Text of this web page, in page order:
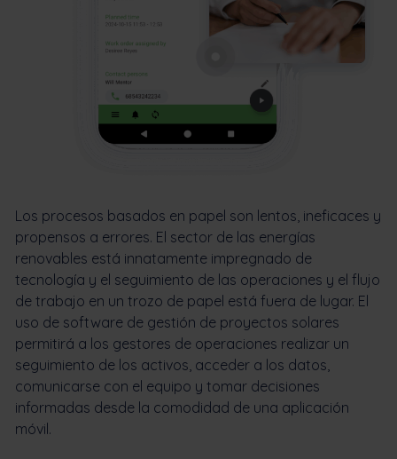
Los procesos basados en papel son lentos, ineficaces y
propensos a errores. El sector de las energías
renovables está innatamente impregnado de
tecnología y el seguimiento de las operaciones y el flujo
de trabajo en un trozo de papel está fuera de lugar. El
uso de software de gestión de proyectos solares
permitirá a los gestores de operaciones realizar un
seguimiento de los activos, acceder a los datos,
comunicarse con el equipo y tomar decisiones
informadas desde la comodidad de una aplicación
móvil.